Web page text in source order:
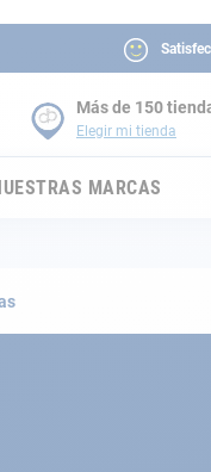
Más de 150
Elegir mi tienda
MARCAS